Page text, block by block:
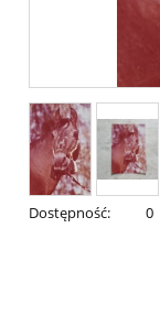
Dostępność: 0